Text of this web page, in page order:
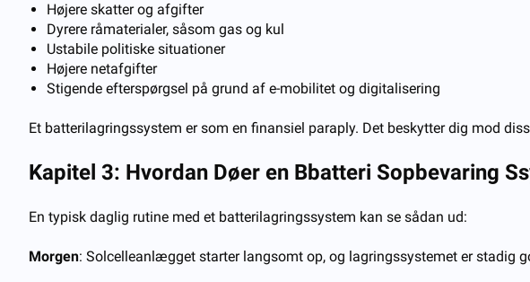
Højere skatter og afgifter
Dyrere råmaterialer, såsom gas og kul
Ustabile politiske situationer
Højere netafgifter
Stigende efterspørgsel på grund af e-mobilitet og digitalisering
Et batterilagringssystem er som en finansiel paraply. Det beskytter dig mod
Kapitel 3: Hvordan Døer en Bbatteri Sopbevaring S
En typisk daglig rutine med et batterilagringssystem kan se sådan ud:
Morgen: Solcelleanlægget starter langsomt op, og lagringssystemet er stadig